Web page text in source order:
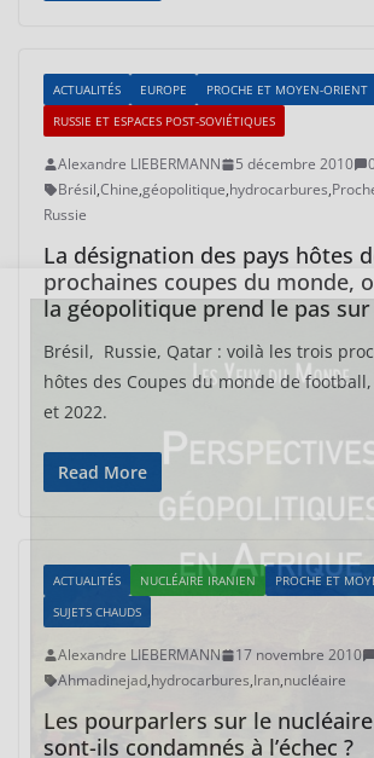
ACTUALITÉS EUROPE
PROCHE ET MOYEN-ORIENT
RUSSIE ET ESPACES POST-SOVIÉTIQUES
Alexandre LIEBERMANN 5 décembre 2010
Brésil,Chine,géopolitique,hydrocarbures,
Russie
La désignation des pays hôtes
prochaines coupes du monde,
la géopolitique prend le pas
Brésil, Russie, Qatar : voilà les trois
hôtes des Coupes du monde de
et 2022.
Read More
ACTUALITÉS NUCLÉAIRE IRANIEN
PROCHE ET
SUJETS CHAUDS
Alexandre LIEBERMANN 17 novembre 2010
Ahmadinejad,hydrocarbures,Iran,nucléaire
Les pourparlers sur le
sont-ils condamnés à l’échec ?